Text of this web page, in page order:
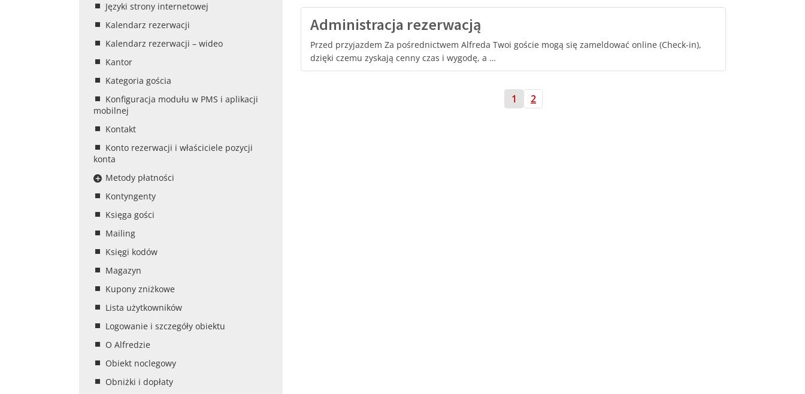
Języki strony internetowej
Kalendarz rezerwacji
Kalendarz rezerwacji – wideo
Kantor
Kategoria gościa
Konfiguracja modułu w PMS i aplikacji
mobilnej
Kontakt
Konto rezerwacji i właściciele pozycji
konta
Metody płatności
Kontyngenty
Księga gości
Mailing
Księgi kodów
Magazyn
Kupony zniżkowe
Lista użytkowników
Logowanie i szczegóły obiektu
O Alfredzie
Obiekt noclegowy
Obniżki i dopłaty
Administracja rezerwacją
Przed przyjazdem Za pośrednictwem Alfreda Twoi goście mogą się zameldować online (Check-in),
dzięki czemu zyskają cenny czas i wygodę, a …
1 2